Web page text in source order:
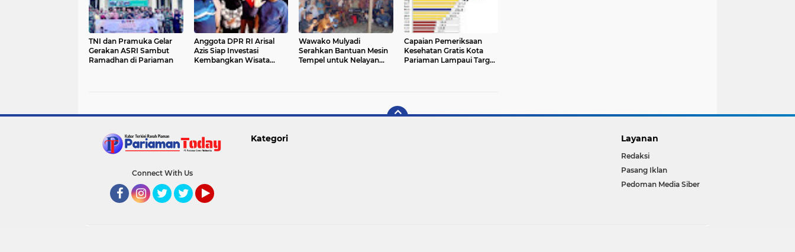
TNI dan Pramuka Gelar
Gerakan ASRI Sambut
Ramadhan di Pariaman
Anggota DPR RI Arisal
Azis Siap Investasi
Kembangkan Wisata
Wawako Mulyadi
Serahkan Bantuan Mesin
Tempel untuk Nelayan
Capaian Pemeriksaan
Kesehatan Gratis Kota
Pariaman Lampaui Target
Connect With Us
Kategori Layanan
Redaksi
Pasang Iklan
Pedoman Media Siber